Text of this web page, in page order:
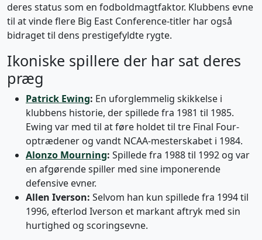
deres status som en fodboldmagtfaktor. Klubbens evne
til at vinde flere Big East Conference-titler har også
bidraget til dens prestigefyldte rygte.
Ikoniske spillere der har sat deres
præg
Patrick Ewing: En uforglemmelig skikkelse i
klubbens historie, der spillede fra 1981 til 1985.
Ewing var med til at føre holdet til tre Final Four-
optrædener og vandt NCAA-mesterskabet i 1984.
Alonzo Mourning: Spillede fra 1988 til 1992 og var
en afgørende spiller med sine imponerende
defensive evner.
Allen Iverson: Selvom han kun spillede fra 1994 til
1996, efterlod Iverson et markant aftryk med sin
hurtighed og scoringsevne.